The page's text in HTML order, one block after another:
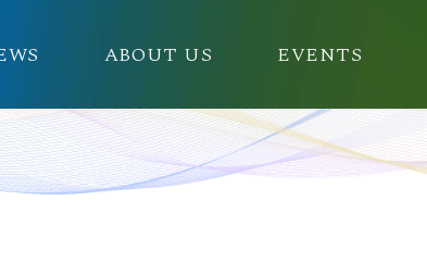
ABOUT US EVENTS